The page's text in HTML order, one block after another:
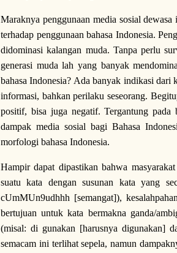
Maraknya penggunaan media sosial
terhadap penggunaan bahasa Indonesia.
didominasi kalangan muda. Tanpa perlu
generasi muda lah yang banyak
bahasa Indonesia? Ada banyak indikasi
informasi, bahkan perilaku seseorang.
positif, bisa juga negatif. Tergantung pada
dampak media sosial bagi Bahasa
morfologi bahasa Indonesia.
Hampir dapat dipastikan bahwa
suatu kata dengan susunan kata yang
cUmMUn9udhhh [semangat]),
bertujuan untuk kata bermakna ganda/
(misal: di gunakan [harusnya digunakan]
semacam ini terlihat sepela, namun